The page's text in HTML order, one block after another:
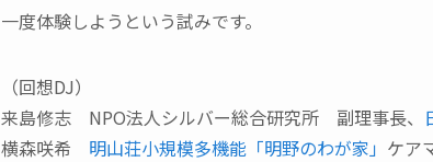
一度体験しようという試みです。
（回想DJ）
来島修志 NPO法人シルバー総合研究所 副理事長、
横森咲希 明山荘小規模多機能「明野のわが家」 ケア